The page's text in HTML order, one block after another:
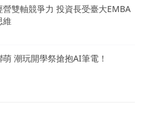
雙軸競爭力 投資長受臺大EMBA
維
潮玩開學祭搶抱AI筆電！